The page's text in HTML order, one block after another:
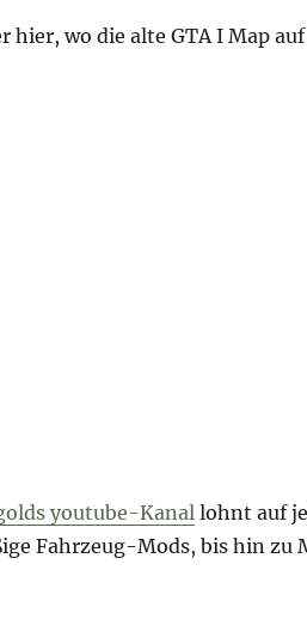
hier, wo die alte GTA I Map
youtube-Kanal lohnt auf
Fahrzeug-Mods, bis hin zu